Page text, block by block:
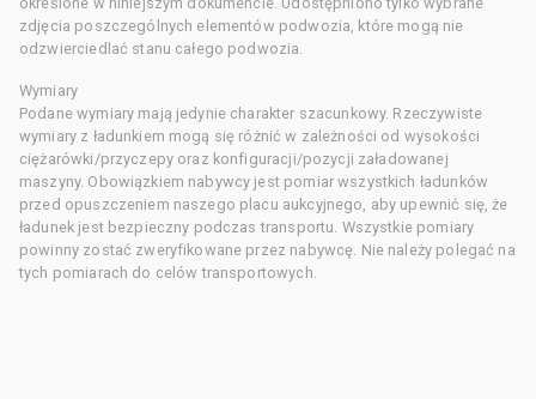
zdjęcia poszczególnych elementów podwozia, które mogą nie
odzwierciedlać stanu całego podwozia.
Wymiary
Podane wymiary mają jedynie charakter szacunkowy. Rzeczywiste
wymiary z ładunkiem mogą się różnić w zależności od wysokości
ciężarówki/przyczepy oraz konfiguracji/pozycji załadowanej
maszyny. Obowiązkiem nabywcy jest pomiar wszystkich ładunków
przed opuszczeniem naszego placu aukcyjnego, aby upewnić się, że
ładunek jest bezpieczny podczas transportu. Wszystkie pomiary
powinny zostać zweryfikowane przez nabywcę. Nie należy polegać na
tych pomiarach do celów transportowych.